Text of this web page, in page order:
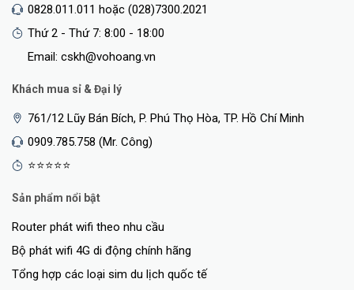
0828.011.011 hoặc (028)7300.2021
Thứ 2 - Thứ 7: 8:00 - 18:00
Email: cskh@vohoang.vn
Khách mua sỉ & Đại lý
761/12 Lũy Bán Bích, P. Phú Thọ Hòa, TP. Hồ Chí Minh
0909.785.758 (Mr. Công)
⭐⭐⭐⭐⭐
Sản phẩm nổi bật
Router phát wifi theo nhu cầu
Bộ phát wifi 4G di động chính hãng
Tổng hợp các loại sim du lịch quốc tế